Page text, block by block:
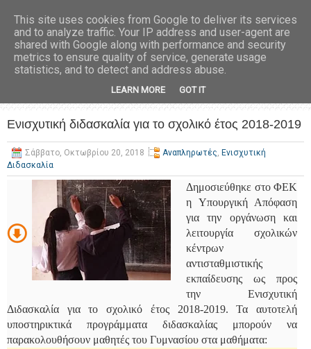
Ενισχυτική διδασκαλία για το σχολικό έτος 2018-2019
Σάββατο, Οκτωβρίου 20, 2018 Αναπληρωτές, Ενισχυτική
Διδασκαλία
Δημοσιεύθηκε στο ΦΕΚ
η Υπουργική Απόφαση
για την οργάνωση και
λειτουργία σχολικών
κέντρων
αντισταθμιστικής
εκπαίδευσης ως προς
την Ενισχυτική
Διδασκαλία για το σχολικό έτος 2018-2019. Τα αυτοτελή
υποστηρικτικά προγράμματα διδασκαλίας μπορούν να
παρακολουθήσουν μαθητές του Γυμνασίου στα μαθήματα:
This site uses cookies from Google to deliver its services
and to analyze traffic. Your IP address and user-agent are
shared with Google along with performance and security
metrics to ensure quality of service, generate usage
statistics, and to detect and address abuse.
LEARN MORE GOT IT